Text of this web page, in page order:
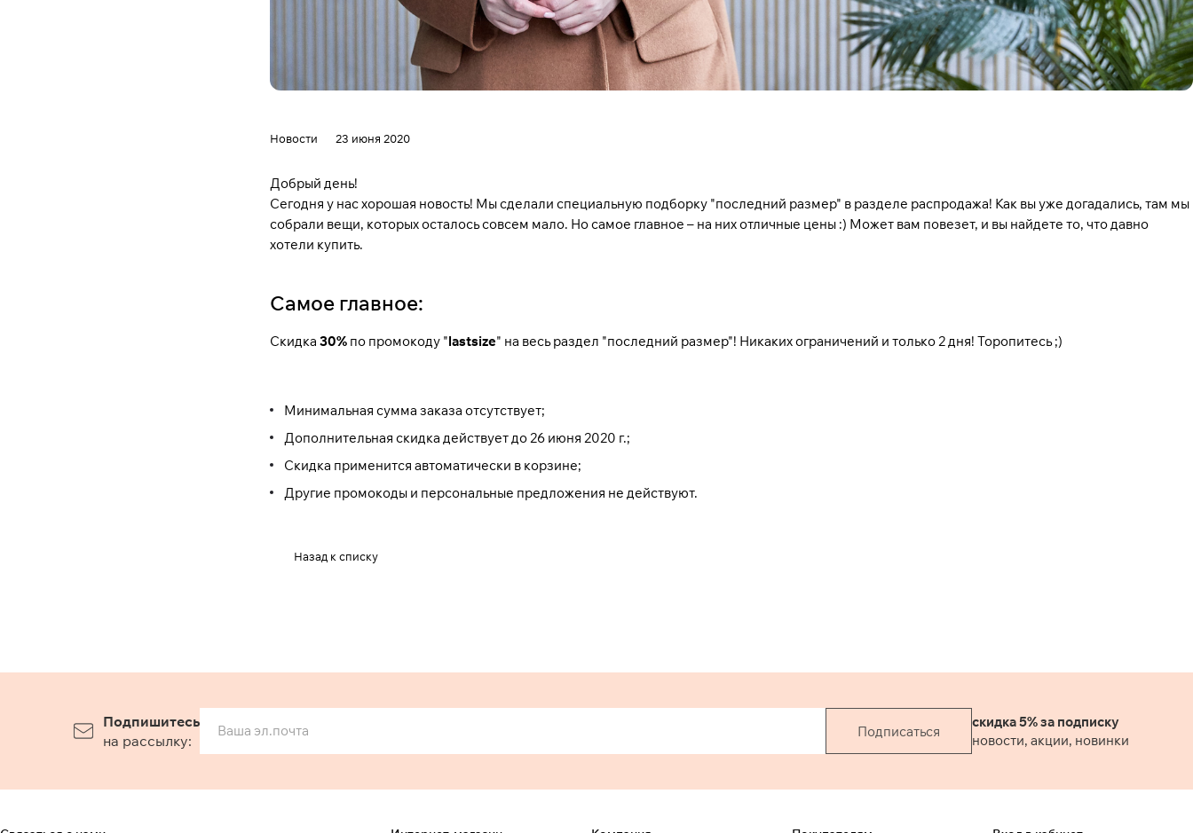
Новости 23 июня 2020
Добрый день!
Сегодня у нас хорошая новость! Мы сделали специальную подборку "последний размер" в разделе распродажа! Как вы уже догадались, там мы
собрали вещи, которых осталось совсем мало. Но самое главное – на них отличные цены :) Может вам повезет, и вы найдете то, что давно
хотели купить.
Самое главное:
Скидка 30% по промокоду "lastsize" на весь раздел "последний размер"! Никаких ограничений и только 2 дня! Торопитесь ;)
Минимальная сумма заказа отсутствует;
Дополнительная скидка действует до 26 июня 2020 г.;
Скидка применится автоматически в корзине;
Другие промокоды и персональные предложения не действуют.
Назад к списку
Подпишитесь
на рассылку:
Подписаться
скидка 5% за подписку
новости, акции, новинки